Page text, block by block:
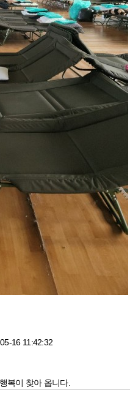
16 11:42:32
복이 찾아 옵니다.